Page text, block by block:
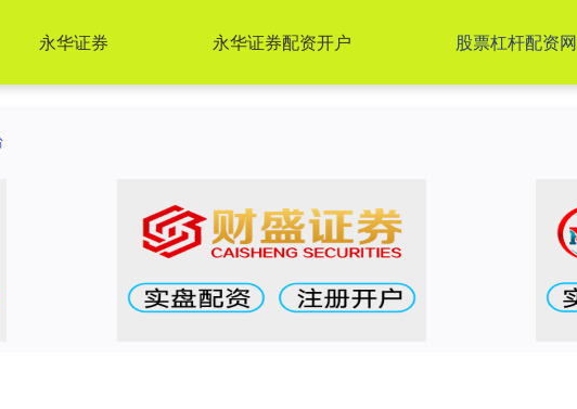
永华证券 永华证券配资开户 股票杠杆配资网